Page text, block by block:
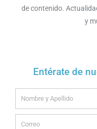
de contenido.
y
Entérate de